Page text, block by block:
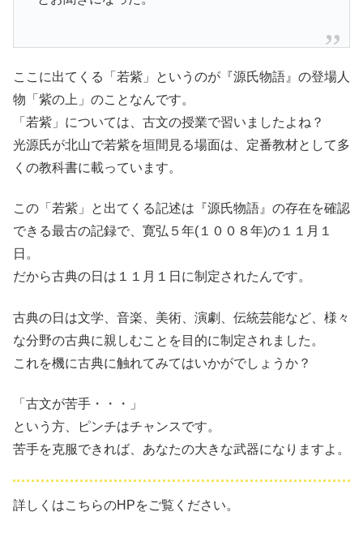
ここに出てくる「若紫」というのが『源氏物語』の登場人
物「紫の上」のことなんです。
「若紫」については、古文の授業で習いましたよね？
光源氏が北山で若紫を垣間見る場面は、定番教材として多
くの教科書に載っています。
この「若紫」と出てくる記述は『源氏物語』の存在を確認
できる最古の記録で、寛弘５年(１００８年)の１１月１
日。
だから古典の日は１１月１日に制定されたんです。
古典の日は文学、音楽、美術、演劇、伝統芸能など、様々
な分野の古典に親しむことを目的に制定されました。
これを機に古典に触れてみてはいかがでしょうか？
「古文が苦手・・・」
という方、ピンチはチャンスです。
苦手を克服できれば、あなたの大きな武器になりますよ。
詳しくはこちらのHPをご覧ください。